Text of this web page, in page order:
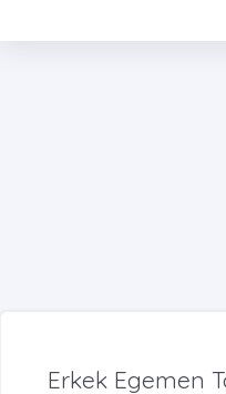
Erkek Egemen